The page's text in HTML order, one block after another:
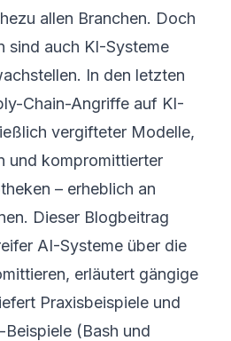
allen Branchen. Doch
sind auch KI-Systeme
In den letzten
Chain-Angriffe auf KI-
vergifteter Modelle,
und kompromittierter
– erheblich an
Dieser Blogbeitrag
AI-Systeme über die
erläutert gängige
Praxisbeispiele und
(Bash und